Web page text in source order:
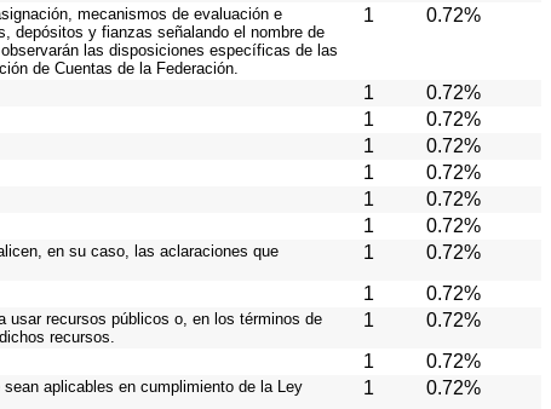
mecanismos de evaluación e
depósitos y fianzas señalando el nombre de
las disposiciones específicas de las
de Cuentas de la Federación.
1 0.72%
1 0.72%
1 0.72%
1 0.72%
1 0.72%
1 0.72%
1 0.72%
en su caso, las aclaraciones que
1 0.72%
1 0.72%
recursos públicos o, en los términos de
recursos.
1 0.72%
1 0.72%
aplicables en cumplimiento de la Ley
1 0.72%